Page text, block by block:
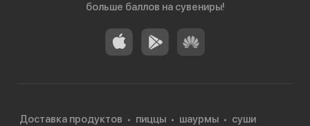
больше баллов на сувениры!
Доставка продуктов пиццы шаурмы
суши